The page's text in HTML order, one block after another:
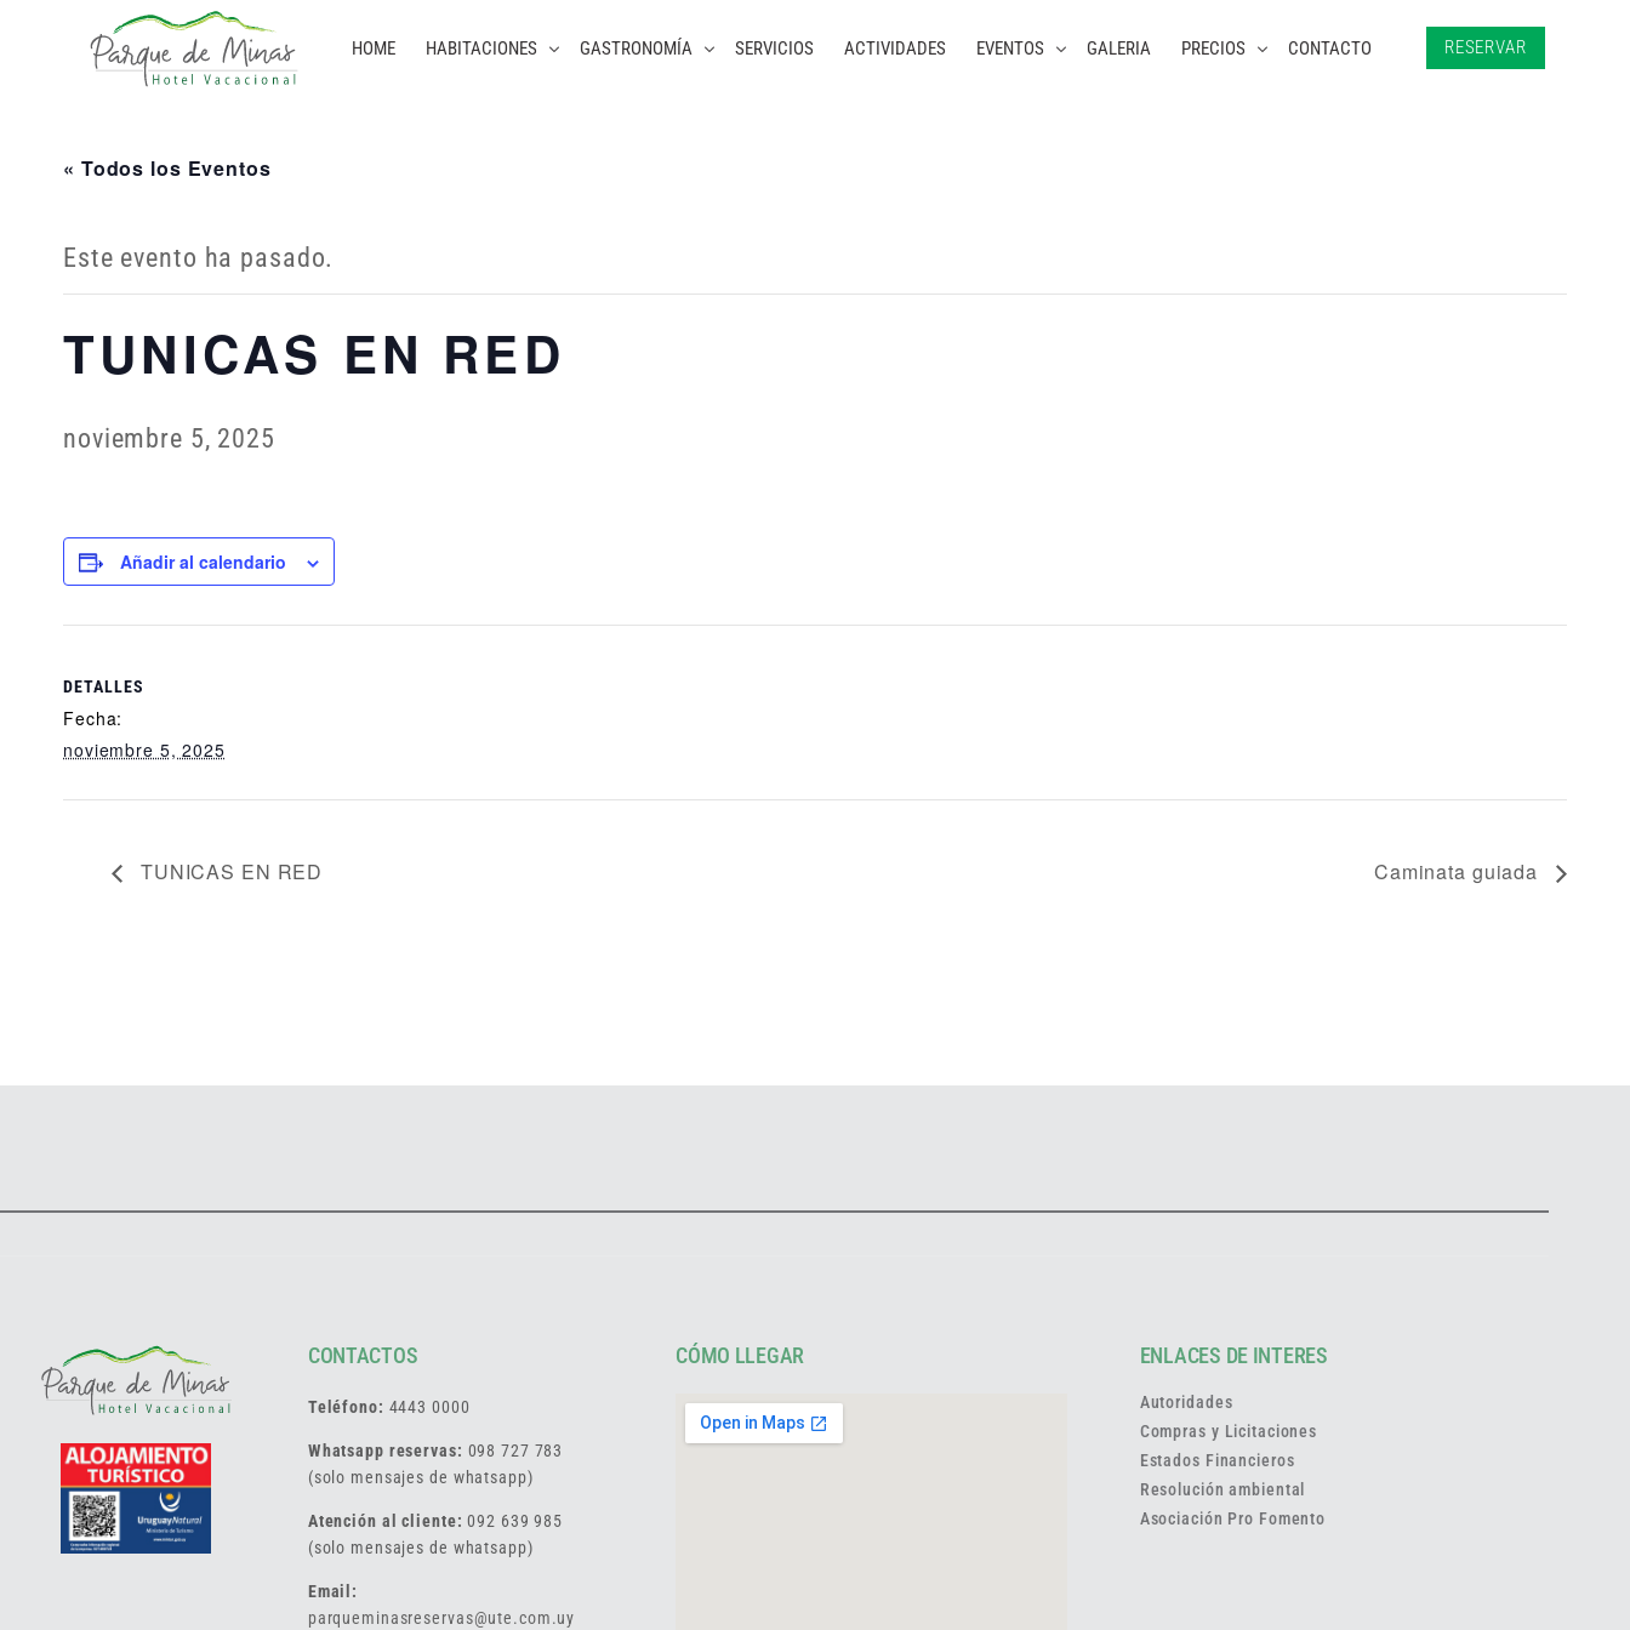
HOME HABITACIONES GASTRONOMÍA SERVICIOS ACTIVIDADES EVENTOS GALERIA PRECIOS CONTACTO RESERVAR
« Todos los Eventos
Este evento ha pasado.
TUNICAS EN RED
noviembre 5, 2025
Añadir al calendario
DETALLES
Fecha:
noviembre 5, 2025
TUNICAS EN RED Caminata guiada
CONTACTOS
Teléfono: 4443 0000
Whatsapp reservas: 098 727 783
(solo mensajes de whatsapp)
Atención al cliente:092 639 985
(solo mensajes de whatsapp)
Email:
parqueminasreservas@ute.com.uy
CÓMO LLEGAR ENLACES DE INTERES
Autoridades
Compras y Licitaciones
Estados Financieros
Resolución ambiental
Asociación Pro Fomento